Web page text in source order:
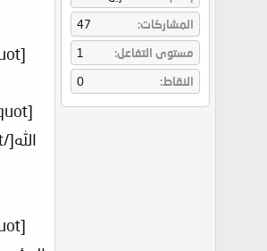
المشاركات
47
مستوى التفاعل
1
النقاط
0
[font=&quot] وكان